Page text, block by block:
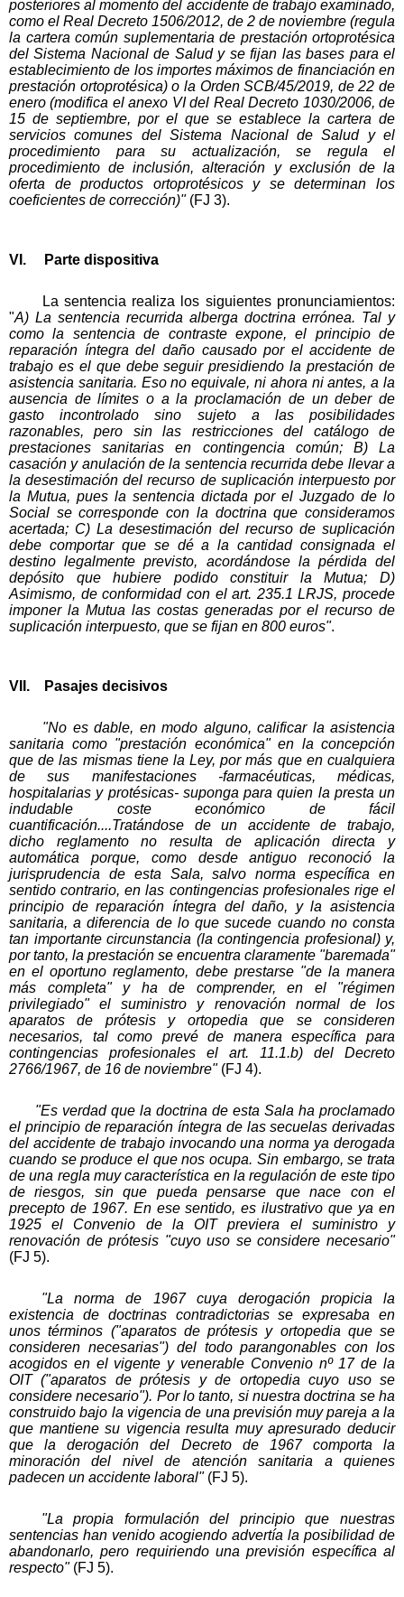
posteriores al momento del accidente de trabajo examinado,
como el Real Decreto 1506/2012, de 2 de noviembre (regula
la cartera común suplementaria de prestación ortoprotésica
del Sistema Nacional de Salud y se fijan las bases para el
establecimiento de los importes máximos de financiación en
prestación ortoprotésica) o la Orden SCB/45/2019, de 22 de
enero (modifica el anexo VI del Real Decreto 1030/2006, de
15 de septiembre, por el que se establece la cartera de
servicios comunes del Sistema Nacional de Salud y el
procedimiento para su actualización, se regula el
procedimiento de inclusión, alteración y exclusión de la
oferta de productos ortoprotésicos y se determinan los
coeficientes de corrección)"(FJ 3).
VI. Parte dispositiva
La sentencia realiza los siguientes pronunciamientos:
"A) La sentencia recurrida alberga doctrina errónea. Tal y
como la sentencia de contraste expone, el principio de
reparación íntegra del daño causado por el accidente de
trabajo es el que debe seguir presidiendo la prestación de
asistencia sanitaria. Eso no equivale, ni ahora ni antes, a la
ausencia de límites o a la proclamación de un deber de
gasto incontrolado sino sujeto a las posibilidades
razonables, pero sin las restricciones del catálogo de
prestaciones sanitarias en contingencia común; B) La
casación y anulación de la sentencia recurrida debe llevar a
la desestimación del recurso de suplicación interpuesto por
la Mutua, pues la sentencia dictada por el Juzgado de lo
Social se corresponde con la doctrina que consideramos
acertada; C) La desestimación del recurso de suplicación
debe comportar que se dé a la cantidad consignada el
destino legalmente previsto, acordándose la pérdida del
depósito que hubiere podido constituir la Mutua; D)
Asimismo, de conformidad con el art. 235.1 LRJS, procede
imponer la Mutua las costas generadas por el recurso de
suplicación interpuesto, que se fijan en 800 euros".
VII. Pasajes decisivos
"No es dable, en modo alguno, calificar la asistencia
sanitaria como "prestación económica" en la concepción
que de las mismas tiene la Ley, por más que en cualquiera
de sus manifestaciones -farmacéuticas, médicas,
hospitalarias y protésicas- suponga para quien la presta un
indudable coste económico de fácil
cuantificación....Tratándose de un accidente de trabajo,
dicho reglamento no resulta de aplicación directa y
automática porque, como desde antiguo reconoció la
jurisprudencia de esta Sala, salvo norma específica en
sentido contrario, en las contingencias profesionales rige el
principio de reparación íntegra del daño, y la asistencia
sanitaria, a diferencia de lo que sucede cuando no consta
tan importante circunstancia (la contingencia profesional) y,
por tanto, la prestación se encuentra claramente "baremada"
en el oportuno reglamento, debe prestarse "de la manera
más completa" y ha de comprender, en el "régimen
privilegiado" el suministro y renovación normal de los
aparatos de prótesis y ortopedia que se consideren
necesarios, tal como prevé de manera específica para
contingencias profesionales el art. 11.1.b) del Decreto
2766/1967, de 16 de noviembre" (FJ 4).
"Es verdad que la doctrina de esta Sala ha proclamado
el principio de reparación íntegra de las secuelas derivadas
del accidente de trabajo invocando una norma ya derogada
cuando se produce el que nos ocupa. Sin embargo, se trata
de una regla muy característica en la regulación de este tipo
de riesgos, sin que pueda pensarse que nace con el
precepto de 1967. En ese sentido, es ilustrativo que ya en
1925 el Convenio de la OIT previera el suministro y
renovación de prótesis "cuyo uso se considere necesario"
(FJ 5).
"La norma de 1967 cuya derogación propicia la
existencia de doctrinas contradictorias se expresaba en
unos términos ("aparatos de prótesis y ortopedia que se
consideren necesarias") del todo parangonables con los
acogidos en el vigente y venerable Convenio nº 17 de la
OIT ("aparatos de prótesis y de ortopedia cuyo uso se
considere necesario"). Por lo tanto, si nuestra doctrina se ha
construido bajo la vigencia de una previsión muy pareja a la
que mantiene su vigencia resulta muy apresurado deducir
que la derogación del Decreto de 1967 comporta la
minoración del nivel de atención sanitaria a quienes
padecen un accidente laboral"(FJ 5).
"La propia formulación del principio que nuestras
sentencias han venido acogiendo advertía la posibilidad de
abandonarlo, pero requiriendo una previsión específica al
respecto"(FJ 5).